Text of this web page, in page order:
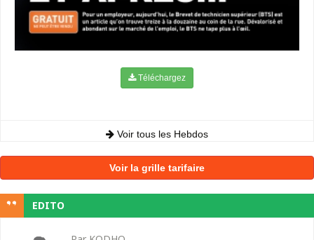
Téléchargez
Voir tous les Hebdos
Voir la grille tarifaire
EDITO